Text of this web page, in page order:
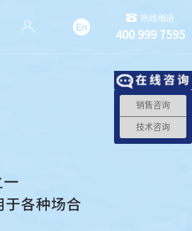
热线电话
400 999 7595
销售咨询
技术咨询